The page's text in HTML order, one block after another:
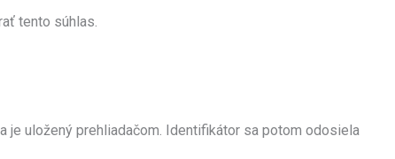
tento súhlas.
uložený prehliadačom. Identifikátor sa potom odosiela